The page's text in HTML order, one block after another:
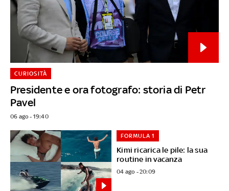
Presidente e ora fotografo: storia di Petr
Pavel
CURIOSITÀ
06 ago - 19:40
Kimi ricarica le pile: la sua
routine in vacanza
FORMULA 1
04 ago - 20:09